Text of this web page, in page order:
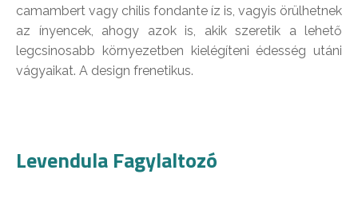
camambert vagy chilis fondante íz is, vagyis örülhetnek
az ínyencek, ahogy azok is, akik szeretik a lehető
legcsinosabb környezetben kielégíteni édesség utáni
vágyaikat. A design frenetikus.
Levendula Fagylaltozó